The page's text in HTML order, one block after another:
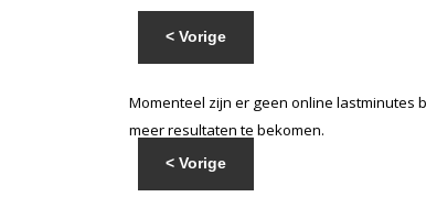
< Vorige
Momenteel zijn er geen online lastminutes
meer resultaten te bekomen.
< Vorige